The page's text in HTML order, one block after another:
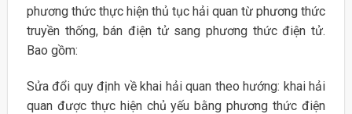
phương thức thực hiện thủ tục hải quan từ phương thức
truyền thống, bán điện tử sang phương thức điện tử.
Bao gồm:
Sửa đổi quy định về khai hải quan theo hướng: khai hải
quan được thực hiện chủ yếu bằng phương thức điện